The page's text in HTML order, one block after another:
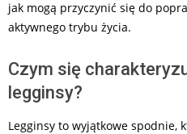
jak mogą przyczynić się do
aktywnego trybu życia.
Czym się
legginsy?
Legginsy to wyjątkowe spodnie,